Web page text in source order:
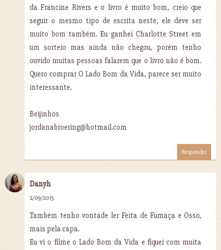
da Francine Rivers e o livro é muito bom, creio que
seguir o mesmo tipo de escrita neste, ele deve ser
muito bom também. Eu ganhei Charlotte Street em
um sorteio mas ainda não chegou, porém tenho
ouvido muitas pessoas falarem que o livro não é bom.
Quero comprar O Lado Bom da Vida, parece ser muito
interessante.
Beijinhos
jordanabroering@hotmail.com
Responder
Danyh
2/09/2013
Também tenho vontade ler Feita de Fumaça e Osso,
mais pela capa.
Eu vi o filme o Lado Bom da Vida e fiquei com muita